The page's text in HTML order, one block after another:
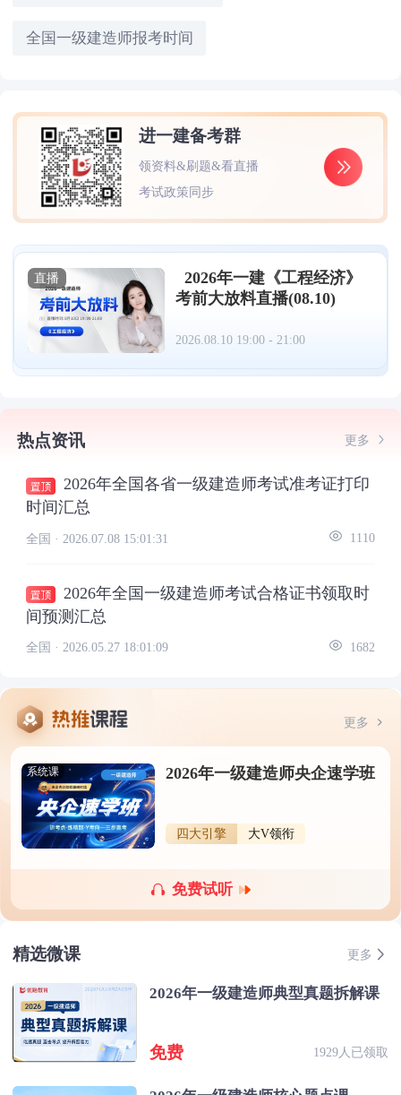
全国一级建造师报考时间
进一建备考群
领资料&刷题&看直播
考试政策同步
直播
2026年一建《工程经济》
考前大放料直播(08.10)
2026.08.10 19:00 - 21:00
热点资讯 更多
2026年全国各省一级建造师考试准考证打印
时间汇总
全国 · 2026.07.08 15:01:31 1110
2026年全国一级建造师考试合格证书领取时
间预测汇总
全国 · 2026.05.27 18:01:09 1682
更多
系统课 2026年一级建造师央企速学班
四大引擎 大V领衔
免费试听
精选微课 更多
2026年一级建造师典型真题拆解课
免费 1929人已领取